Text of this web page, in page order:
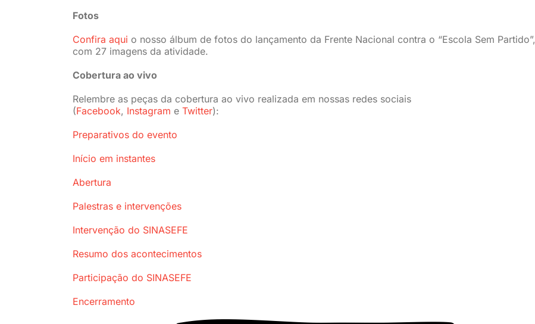
Fotos
Confira aqui o nosso álbum de fotos do lançamento da Frente Nacional contra o “Escola Sem Partido”,
com 27 imagens da atividade.
Cobertura ao vivo
Relembre as peças da cobertura ao vivo realizada em nossas redes sociais
(Facebook, Instagram e Twitter):
Preparativos do evento
Início em instantes
Abertura
Palestras e intervenções
Intervenção do SINASEFE
Resumo dos acontecimentos
Participação do SINASEFE
Encerramento